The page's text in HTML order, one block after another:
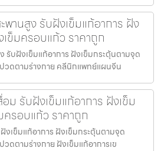
านสูง รับฝังเข็มแก้อาการ ฝัง
ข็มครอบแก้ว ราคาถูก
บฝังเข็มแก้อาการ ฝังเข็มกระตุ้นตามจุด
ปวดตามร่างกาย คลีนิกแพทย์แผนจีน
อม รับฝังเข็มแก้อาการ ฝังเข็ม
รอบแก้ว ราคาถูก
งเข็มแก้อาการ ฝังเข็มกระตุ้นตามจุด
วดตามร่างกาย ฝังเข็มแก้อาการเข